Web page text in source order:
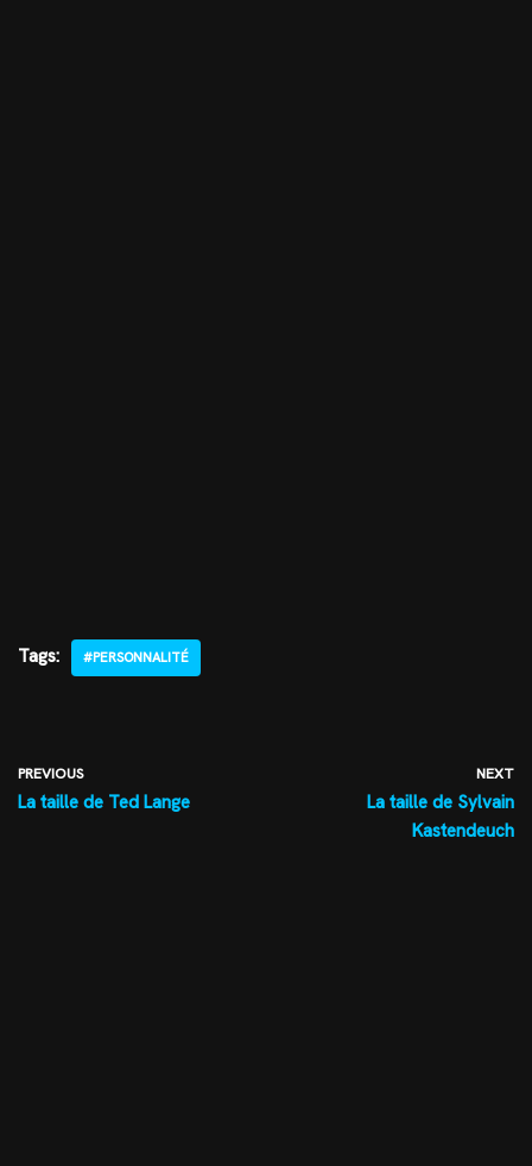
Tags: #PERSONNALITÉ
PREVIOUS
La taille de Ted Lange
NEXT
La taille de Sylvain
Kastendeuch